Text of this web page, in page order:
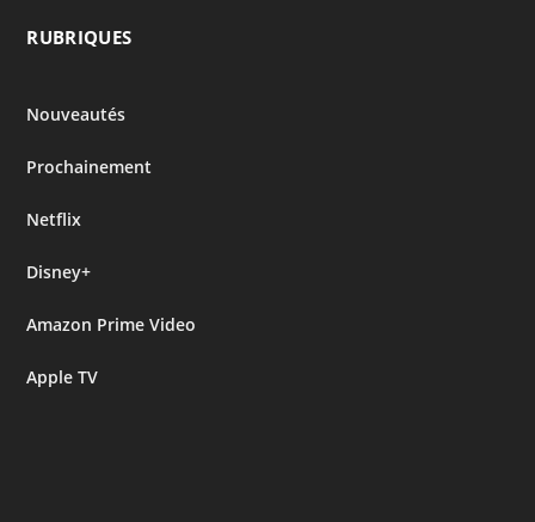
RUBRIQUES
Nouveautés
Prochainement
Netflix
Disney+
Amazon Prime Video
Apple TV